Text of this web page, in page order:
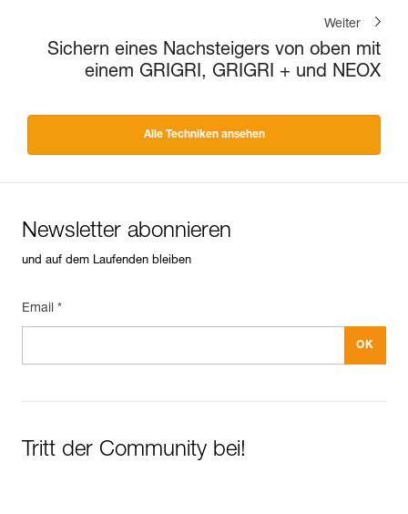
Weiter
Sichern eines Nachsteigers von oben mit
einem GRIGRI, GRIGRI + und NEOX
Alle Techniken ansehen
Newsletter abonnieren
und auf dem Laufenden bleiben
Email *
Tritt der Community bei!